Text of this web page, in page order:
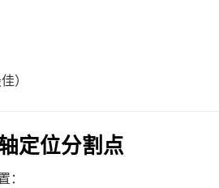
）
定位分割点